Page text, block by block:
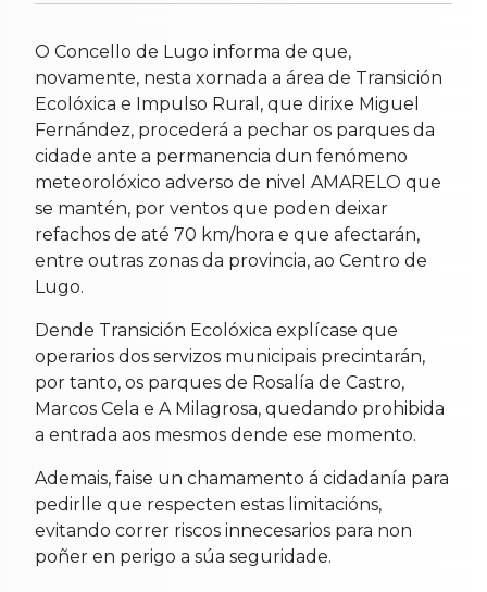
O Concello de Lugo informa de que,
novamente, nesta xornada a área de Transición
Ecolóxica e Impulso Rural, que dirixe Miguel
Fernández, procederá a pechar os parques da
cidade ante a permanencia dun fenómeno
meteorolóxico adverso de nivel AMARELO que
se mantén, por ventos que poden deixar
refachos de até 70 km/hora e que afectarán,
entre outras zonas da provincia, ao Centro de
Lugo.
Dende Transición Ecolóxica explícase que
operarios dos servizos municipais precintarán,
por tanto, os parques de Rosalía de Castro,
Marcos Cela e A Milagrosa, quedando prohibida
a entrada aos mesmos dende ese momento.
Ademais, faise un chamamento á cidadanía para
pedirlle que respecten estas limitacións,
evitando correr riscos innecesarios para non
poñer en perigo a súa seguridade.